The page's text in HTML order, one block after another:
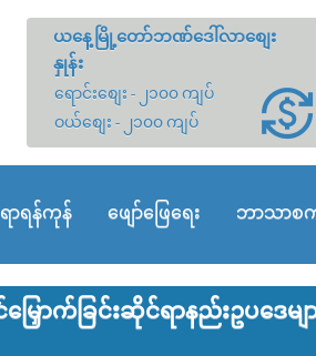
ယနေ့မြို့တော်ဘဏ်ဒေါ်လာစျေး
နှုန်း
ရောင်းစျေး - ၂၁၀၀ ကျပ်
ဝယ်စျေး - ၂၁၀၀ ကျပ်
ာရန်ကုန် ဖျော်ဖြေရေး ဘာသာစက
က်ခြင်းဆိုင်ရာနည်းဥပ‌ဒေမျာ